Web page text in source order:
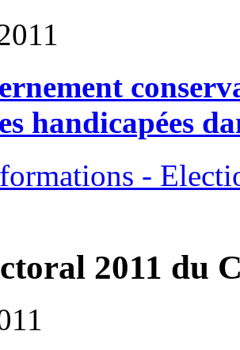
handicapées
-
2011 du